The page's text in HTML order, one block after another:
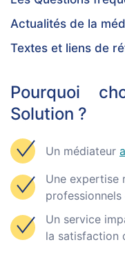
Pourquoi
Solution ?
Un médiateur
Une expertise
Un service
la satisfaction
Actualités de la
Textes et liens de